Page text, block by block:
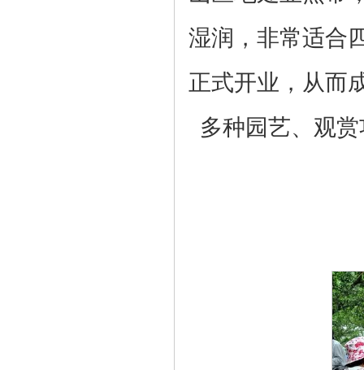
湿润，非常适合
正式开业，从而
多种园艺、观